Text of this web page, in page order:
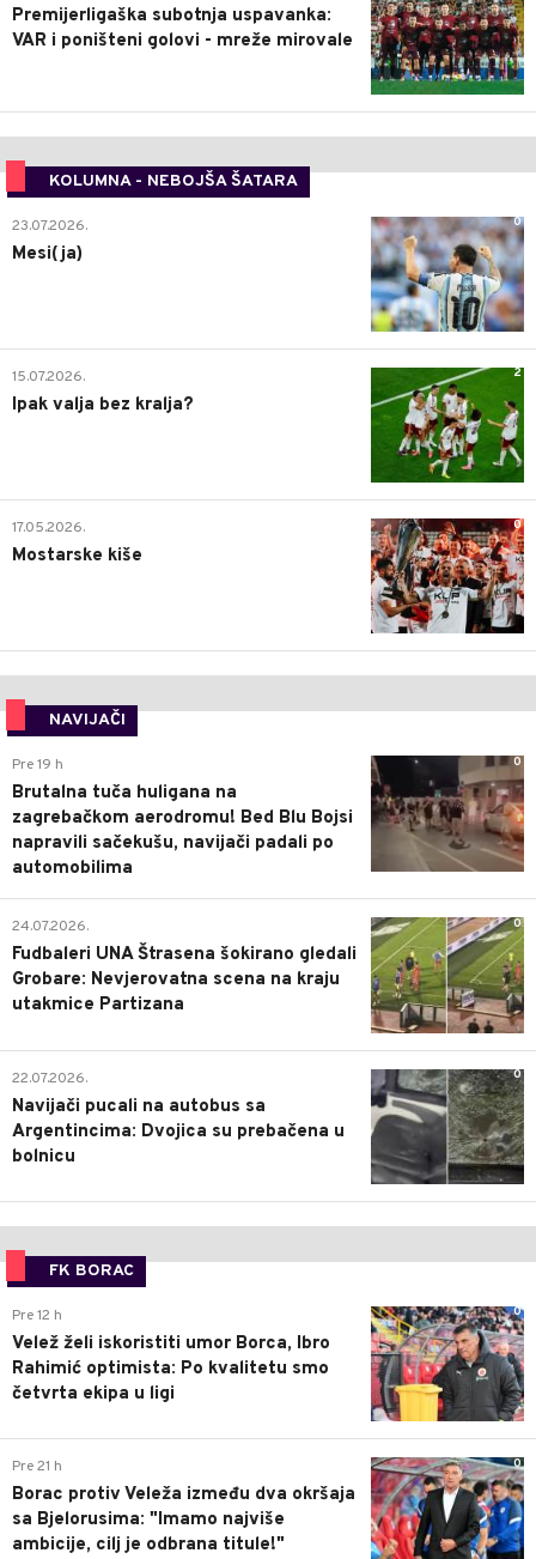
Premijerligaška subotnja uspavanka:
VAR i poništeni golovi - mreže mirovale
KOLUMNA - NEBOJŠA ŠATARA
0
23.07.2026.
Mesi(ja)
2
15.07.2026.
Ipak valja bez kralja?
0
17.05.2026.
Mostarske kiše
NAVIJAČI
0
Pre 19 h
Brutalna tuča huligana na
zagrebačkom aerodromu! Bed Blu Bojsi
napravili sačekušu, navijači padali po
automobilima
0
24.07.2026.
Fudbaleri UNA Štrasena šokirano gledali
Grobare: Nevjerovatna scena na kraju
utakmice Partizana
0
22.07.2026.
Navijači pucali na autobus sa
Argentincima: Dvojica su prebačena u
bolnicu
FK BORAC
0
Pre 12 h
Velež želi iskoristiti umor Borca, Ibro
Rahimić optimista: Po kvalitetu smo
četvrta ekipa u ligi
0
Pre 21 h
Borac protiv Veleža između dva okršaja
sa Bjelorusima: "Imamo najviše
ambicije, cilj je odbrana titule!"